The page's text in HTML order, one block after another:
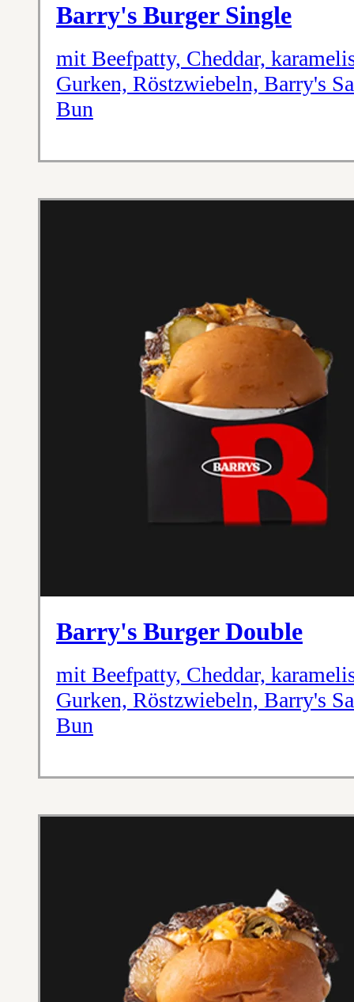
Barry's Burger Single
mit Beefpatty, Cheddar,
Gurken, Röstzwiebeln, Barry's
Bun
Barry's Burger Double
mit Beefpatty, Cheddar,
Gurken, Röstzwiebeln, Barry's
Bun